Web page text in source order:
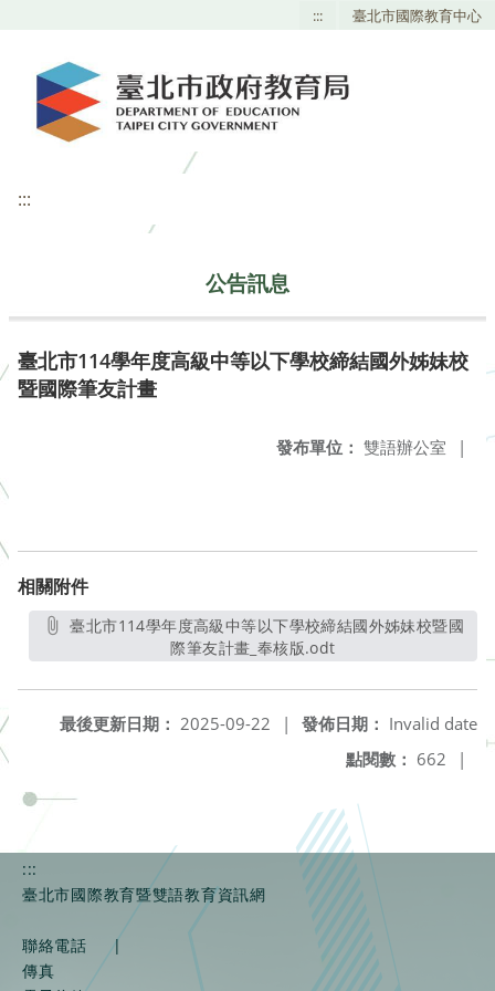
::: 臺北市國際教育中心
:::
公告訊息
臺北市114學年度高級中等以下學校締結國外姊妹校
暨國際筆友計畫
發布單位： 雙語辦公室 |
相關附件
臺北市114學年度高級中等以下學校締結國外姊妹校暨國
際筆友計畫_奉核版.odt
發佈日期： Invalid date
最後更新日期： 2025-09-22
|
點閱數： 662 |
:::
臺北市國際教育暨雙語教育資訊網
聯絡電話
|
傳真